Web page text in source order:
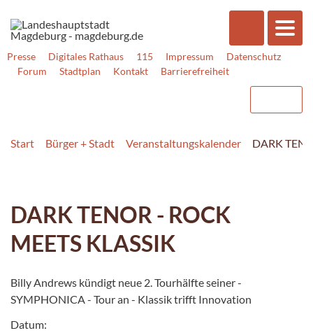
Presse Digitales Rathaus 115 Impressum
Datenschutz
Forum
Stadtplan Kontakt Barrierefreiheit
Start Bürger + Stadt Veranstaltungskalender DARK
DARK TENOR - ROCK
MEETS KLASSIK
Billy Andrews kündigt neue 2. Tourhälfte seiner -
SYMPHONICA - Tour an - Klassik trifft Innovation
Datum: